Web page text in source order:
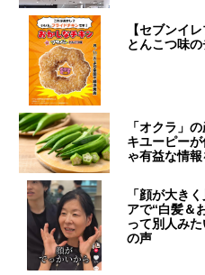
【セブンイ
とんこつ味
「オクラ」
キユーピー
ゃ有益な情報
「顔が大き
アで“白髪＆
って別人み
の声